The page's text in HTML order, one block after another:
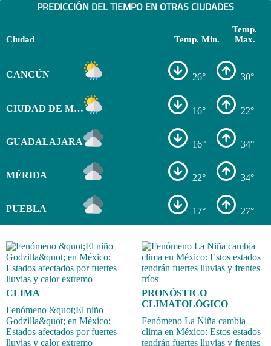
PREDICCIÓN DEL TIEMPO EN OTRAS CIUDADES
Ciudad Temp. Min.
Temp.
Max.
CANCÚN 26° 30°
CIUDAD DE MÉXICO 16° 22°
GUADALAJARA 16° 34°
MÉRIDA 22° 34°
PUEBLA 17° 27°
CLIMA
Fenómeno &quot;El niño
Godzilla&quot; en México:
Estados afectados por fuertes
lluvias y calor extremo
PRONÓSTICO
CLIMATOLÓGICO
Fenómeno La Niña cambia
clima en México: Estos estados
tendrán fuertes lluvias y frentes